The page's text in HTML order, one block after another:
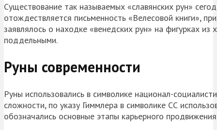
Существование так называемых «славянских рун»
отождествляется письменность «Велесовой книги»,
заявлялось о находке «венедских рун» на фигурках
поддельными.
Руны современности
Руны использовались в символике национал-
сложности, по указу Гиммлера в символике СС
обозначались основные этапы карьерного